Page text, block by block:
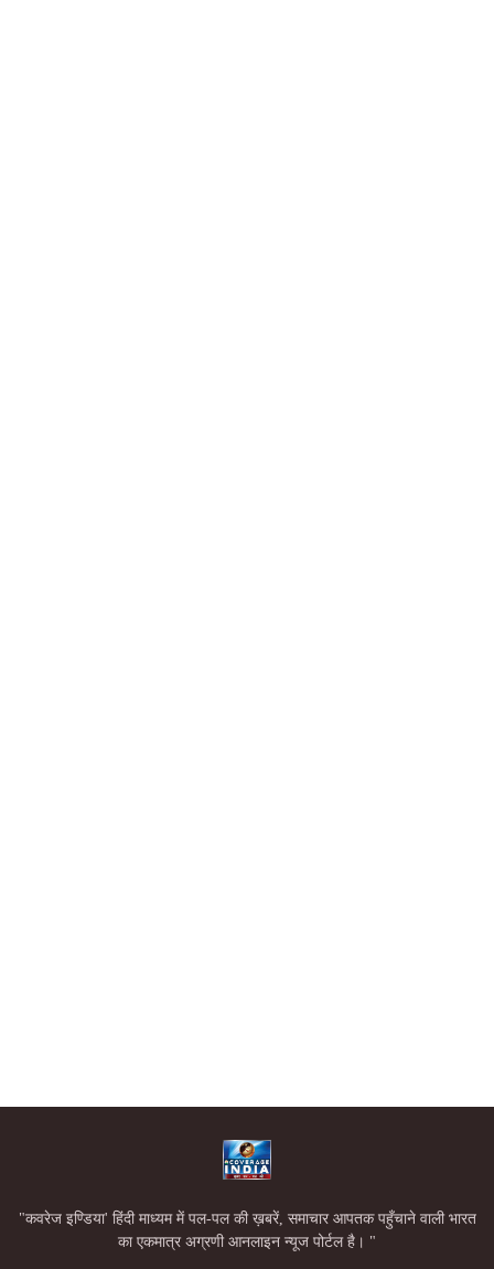
"कवरेज इण्डिया' हिंदी माध्यम में पल-पल की ख़बरें, समाचार आपतक पहुँचाने वाली भारत
का एकमात्र अग्रणी आनलाइन न्यूज पोर्टल है। "